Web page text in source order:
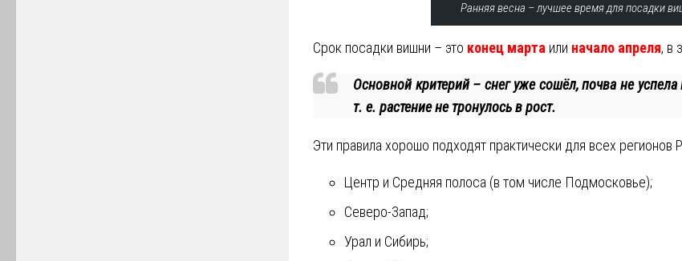
Ранняя весна – лучшее время для посадки
Срок посадки вишни – это конец марта или начало апреля, в
Основной критерий – снег уже сошёл, почва не
т. е. растение не тронулось в рост.
Эти правила хорошо подходят практически для всех регионов
Центр и Средняя полоса (в том числе Подмосковье);
Северо-Запад;
Урал и Сибирь;